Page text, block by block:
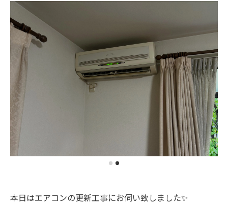
本日はエアコンの更新工事にお伺い致しました✨